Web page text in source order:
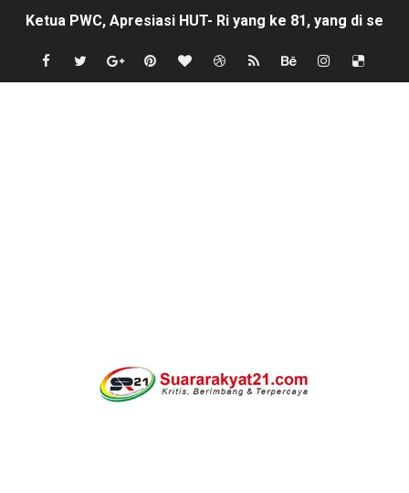
Ketua PWC, Apresiasi HUT- Ri yang ke 81, yang di
Belajar dari Tiongkok, Kepala Desa Sindangheula
Kapolres Sanggau AKBP Kadek Ary Mahardika